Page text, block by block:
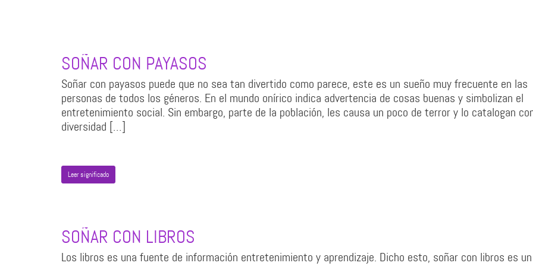
SOÑAR CON PAYASOS
Soñar con payasos puede que no sea tan divertido como parece, este es un sueño muy frecuente en las
personas de todos los géneros. En el mundo onírico indica advertencia de cosas buenas y simbolizan el
entretenimiento social. Sin embargo, parte de la población, les causa un poco de terror y lo catalogan
diversidad […]
Leer significado
SOÑAR CON LIBROS
Los libros es una fuente de información entretenimiento y aprendizaje. Dicho esto, soñar con libros es un